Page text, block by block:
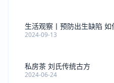
生活观察丨预防出生缺陷 如
2024-09-13
私房茶 刘氏传统古方
2024-06-24